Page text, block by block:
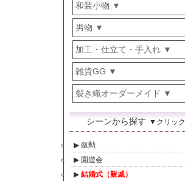
和装小物
男物
加工・仕立て・手入れ
雑貨GG
裂き織オーダーメイド
シーンから探す ▼クリック
叙勲
園遊会
結婚式（親戚）